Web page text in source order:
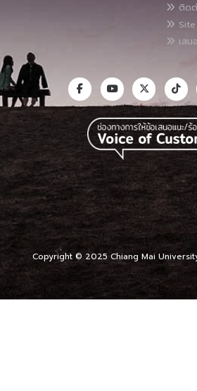
ติดต่
เสน
Copyright © 2025 Chiang Mai